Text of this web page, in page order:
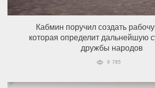
Кабмин поручил создать
которая определит дальнейшую
дружбы народов
9 785